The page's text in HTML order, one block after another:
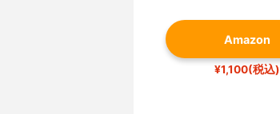
Amazon
¥1,100(税込)